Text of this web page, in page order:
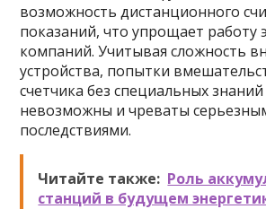
возможность дистанционного
показаний, что упрощает работу
компаний. Учитывая сложность
устройства, попытки
счетчика без специальных
невозможны и чреваты
последствиями.
Читайте также: Роль
станций в будущем